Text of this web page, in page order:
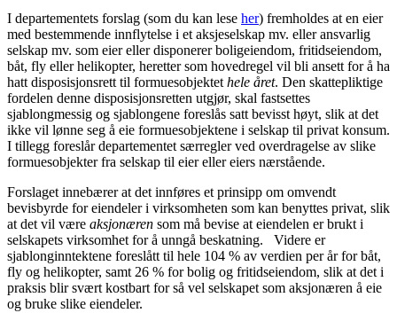
I departementets forslag (som du kan lese her) fremholdes at en eier
med bestemmende innflytelse i et aksjeselskap mv. eller ansvarlig
selskap mv. som eier eller disponerer boligeiendom, fritidseiendom,
båt, fly eller helikopter, heretter som hovedregel vil bli ansett for å ha
hatt disposisjonsrett til formuesobjektet hele året. Den skattepliktige
fordelen denne disposisjonsretten utgjør, skal fastsettes
sjablongmessig og sjablongene foreslås satt bevisst høyt, slik at det
ikke vil lønne seg å eie formuesobjektene i selskap til privat konsum.
I tillegg foreslår departementet særregler ved overdragelse av slike
formuesobjekter fra selskap til eier eller eiers nærstående.
Forslaget innebærer at det innføres et prinsipp om omvendt
bevisbyrde for eiendeler i virksomheten som kan benyttes privat, slik
at det vil være aksjonæren som må bevise at eiendelen er brukt i
selskapets virksomhet for å unngå beskatning. Videre er
sjablonginntektene foreslått til hele 104 % av verdien per år for båt,
fly og helikopter, samt 26 % for bolig og fritidseiendom, slik at det i
praksis blir svært kostbart for så vel selskapet som aksjonæren å eie
og bruke slike eiendeler.